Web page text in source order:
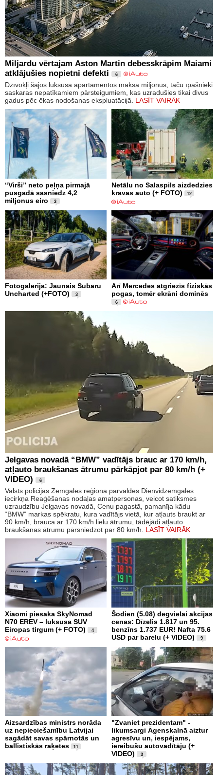
Miljardu vērtajam Aston Martin debesskrāpim Maiami
atklājušies nopietni defekti
6
Dzīvokļi šajos luksusa apartamentos maksā miljonus, taču īpašnieki
saskaras nepatīkamiem pārsteigumiem, kas uzradušies tikai divus
gadus pēc ēkas nodošanas ekspluatācijā. LASĪT VAIRĀK
“Virši” neto peļņa pirmajā
pusgadā sasniedz 4,2
miljonus eiro
3
Netālu no Salaspils aizdedzies
kravas auto (+ FOTO)
12
Fotogalerija: Jaunais Subaru
Uncharted (+FOTO)
3
Arī Mercedes atgriezīs fiziskās
pogas, tomēr ekrāni dominēs
6
Jelgavas novadā “BMW” vadītājs brauc ar 170 km/h,
atļauto braukšanas ātrumu pārkāpjot par 80 km/h (+
VIDEO)
6
Valsts policijas Zemgales reģiona pārvaldes Dienvidzemgales
iecirkņa Reaģēšanas nodaļas amatpersonas, veicot satiksmes
uzraudzību Jelgavas novadā, Cenu pagastā, pamanīja kādu
“BMW” markas spēkratu, kura vadītājs vietā, kur atļauts braukt ar
90 km/h, brauca ar 170 km/h lielu ātrumu, tādējādi atļauto
braukšanas ātrumu pārsniedzot par 80 km/h. LASĪT VAIRĀK
Xiaomi piesaka SkyNomad
N70 EREV – luksusa SUV
Eiropas tirgum (+ FOTO)
4
Šodien (5.08) degvielai akcijas
cenas: Dīzelis 1.817 un 95.
benzīns 1.737 EUR! Nafta 75.6
USD par barelu (+ VIDEO)
9
Aizsardzības ministrs norāda
uz nepieciešamību Latvijai
sagādāt savas spārnotās un
ballistiskās raķetes
11
"Zvaniet prezidentam" -
likumsargi Āgenskalnā aiztur
agresīvu un, iespējams,
iereibušu autovadītāju (+
VIDEO)
3